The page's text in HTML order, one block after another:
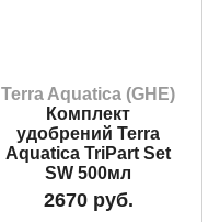
Terra Aquatica (GHE)
Комплект
удобрений Terra
Aquatica TriPart Set
SW 500мл
2670